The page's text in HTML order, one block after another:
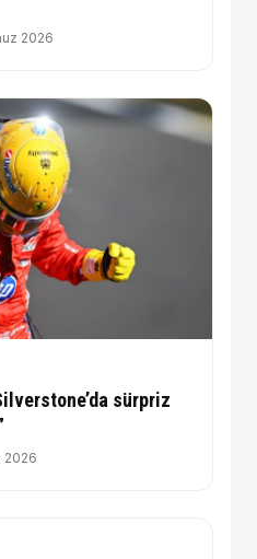
2026
sürpriz
2026